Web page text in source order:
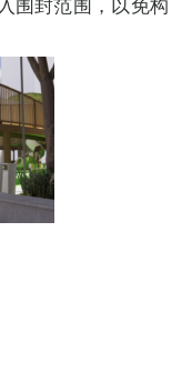
围封范围，以免构